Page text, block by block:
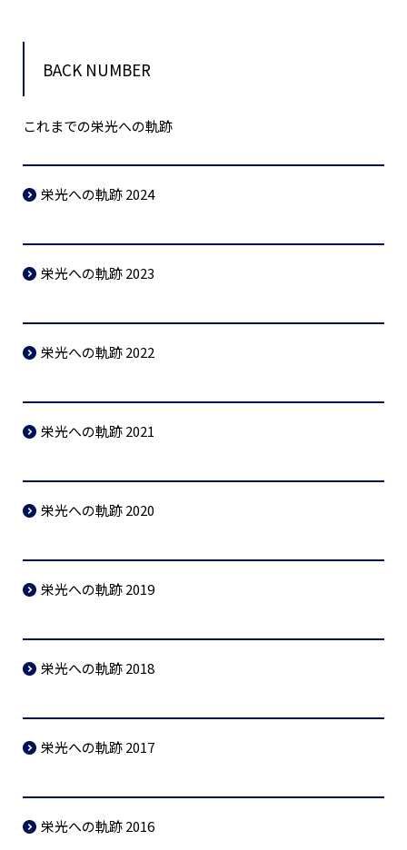
BACK NUMBER
これまでの栄光への軌跡
栄光への軌跡 2024
栄光への軌跡 2023
栄光への軌跡 2022
栄光への軌跡 2021
栄光への軌跡 2020
栄光への軌跡 2019
栄光への軌跡 2018
栄光への軌跡 2017
栄光への軌跡 2016